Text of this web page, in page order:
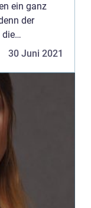
ein ganz
der
die
und die
30 Juni 2021